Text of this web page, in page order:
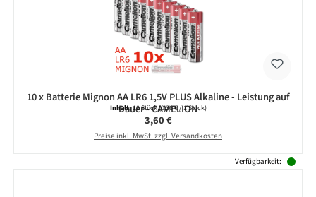
10 x Batterie Mignon AA LR6 1,5V PLUS Alkaline - Leistung auf
Dauer - CAMELION
Inhalt:10 Stück(0,36 € / 1 Stück)
Regulärer Preis:
3,60 €
Preise inkl. MwSt. zzgl. Versandkosten
Verfügbarkeit: